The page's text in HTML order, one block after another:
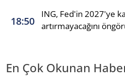
18:50
ING, Fed'in 2027'ye
artırmayacağını
En Çok Okunan